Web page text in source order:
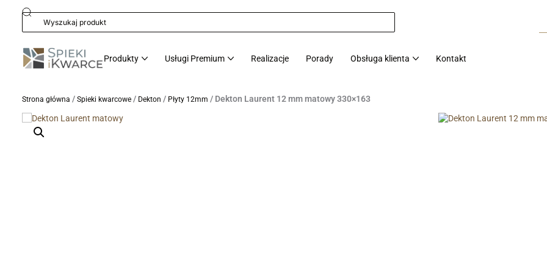
Produkty Usługi Premium Realizacje Porady Obsługa klienta Kontakt
Strona główna / Spieki kwarcowe / Dekton / Płyty 12mm / Dekton Laurent 12 mm matowy 330×163